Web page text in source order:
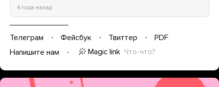
4 года назад
Телеграм Фейсбук Твиттер
PDF
Напишите нам
Magic link Что-что?